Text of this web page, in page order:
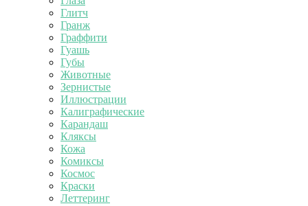
Глитч
Гранж
Граффити
Гуашь
Губы
Животные
Зернистые
Иллюстрации
Калиграфические
Карандаш
Кляксы
Кожа
Комиксы
Космос
Краски
Леттеринг